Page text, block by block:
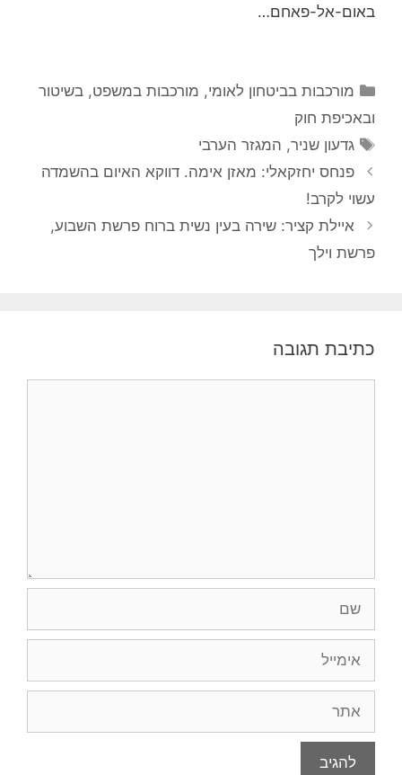
באום-אל-פאחם…
קטגוריות
מורכבות בביטחון לאומי, מורכבות במשפט, בשיטור
ובאכיפת חוק
תגיות
גדעון שניר, המגזר הערבי
פנחס יחזקאלי: מאזן אימה. דווקא האיום בהשמדה
עשוי לקרב!
איילת קציר: שירה בעין נשית ברוח פרשת השבוע,
פרשת וילך
כתיבת תגובה